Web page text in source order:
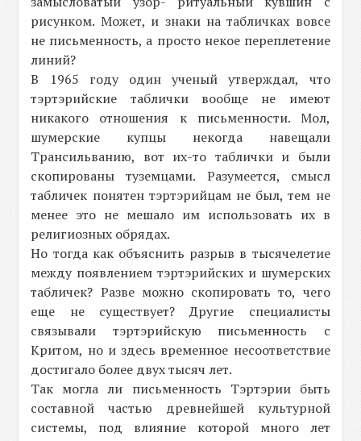
рисунком. Может, и знаки на табличках вовсе
не письменность, а просто некое переплетение
линий?
В 1965 году один ученый утверждал, что
тэртэрийские таблички вообще не имеют
никакого отношения к письменности. Мол,
шумерские купцы некогда навещали
Трансильванию, вот их-то таблички и были
скопированы туземцами. Разумеется, смысл
табличек понятен тэртэрийцам не был, тем не
менее это не мешало им использовать их в
религиозных обрядах.
Но тогда как объяснить разрыв в тысячелетие
между появлением тэртэрийских и шумерских
табличек? Разве можно скопировать то, чего
еще не существует? Другие специалисты
связывали тэртэрийскую письменность с
Критом, но и здесь временное несоответствие
достигало более двух тысяч лет.
Так могла ли письменность Тэртэрии быть
составной частью древнейшей культурной
системы, под влияние которой много лет